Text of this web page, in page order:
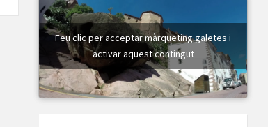
Feu clic per acceptar màrqueting galetes i
activar aquest contingut